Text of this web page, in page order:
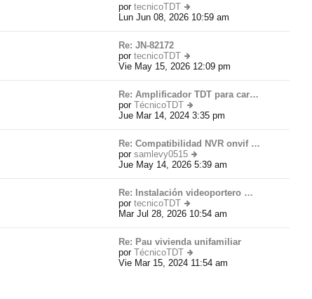
n
s
por tecnicoTDT
er
úl
m
o
m
e
n
s
aj
Lun Jun 08, 2026 10:59 am
Re: JN-82172
por tecnicoTDT
er
úl
m
o
m
e
n
s
aj
Vie May 15, 2026 12:09 pm
Re: Amplificador TDT para car…
por TécnicoTDT
er
úl
ti
m
o
m
e
n
s
aj
Jue Mar 14, 2024 3:35 pm
Re: Compatibilidad NVR onvif …
por samlevy0515
er
úl
ti
m
o
m
e
n
s
aj
Jue May 14, 2026 5:39 am
Re: Instalación videoportero …
por tecnicoTDT
er
úl
ti
m
o
m
Mar Jul 28, 2026 10:54 am
Re: Pau vivienda unifamiliar
por TécnicoTDT
er
Vie Mar 15, 2024 11:54 am